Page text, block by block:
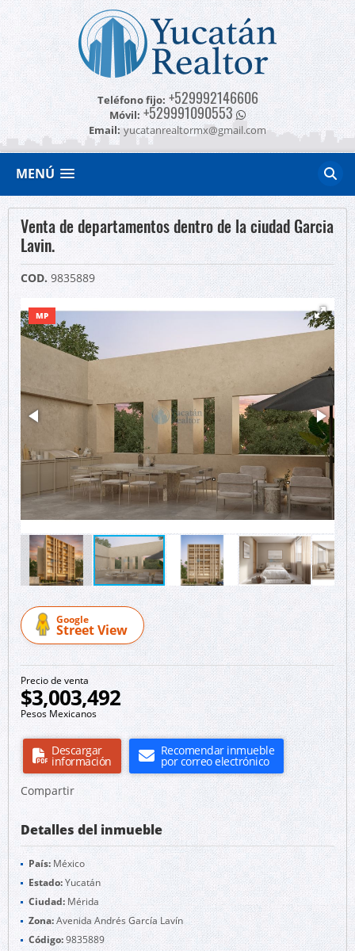
Teléfono fijo: +529992146606
Móvil: +529991090553
Email: yucatanrealtormx@gmail.com
MENÚ
Venta de departamentos dentro de la ciudad Garcia
Lavin.
COD. 9835889
MP
Google
Street View
Precio de venta
$3,003,492
Pesos Mexicanos
Descargar
información
Recomendar inmueble
por correo electrónico
Compartir
Detalles del inmueble
País: México
Estado:Yucatán
Ciudad: Mérida
Zona:Avenida Andrés García Lavín
Código:9835889